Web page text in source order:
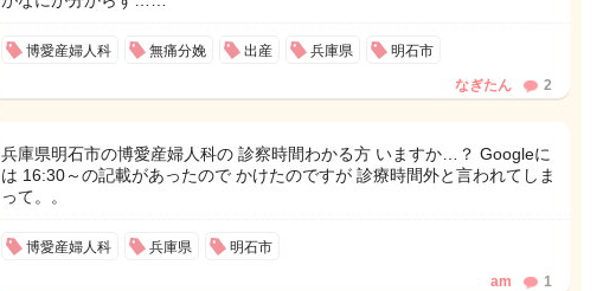
博愛産婦人科 無痛分娩 出産 兵庫県 明石市
なぎたん 2
兵庫県明石市の博愛産婦人科の 診察時間わかる方 いますか…？ Googleに
は 16:30～の記載があったので かけたのですが 診療時間外と言われてしま
って。。
博愛産婦人科 兵庫県 明石市
am 1